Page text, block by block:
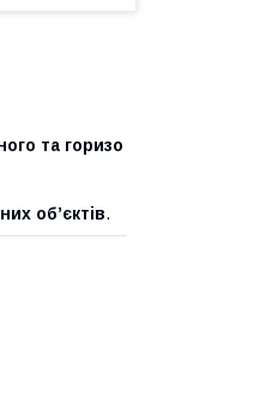
та горизо
об’єктів.